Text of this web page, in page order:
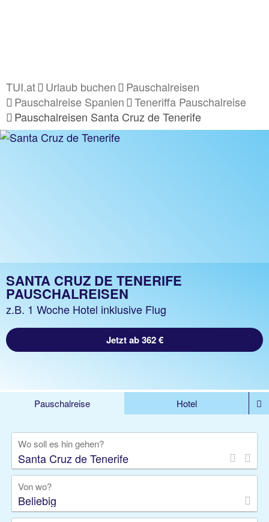
TUI.at Urlaub buchen
Pauschalreisen
Pauschalreise Spanien
Teneriffa Pauschalreise
Pauschalreisen Santa Cruz de Tenerife
SANTA CRUZ DE TENERIFE
PAUSCHALREISEN
z.B. 1 Woche Hotel inklusive Flug
Jetzt ab 362 €
Pauschalreise
Hotel
Rundreise
Kreuzfahrt
Gruppenreise
Camper Privattransfer
Wo soll es hin gehen?
Von wo?
Beliebig